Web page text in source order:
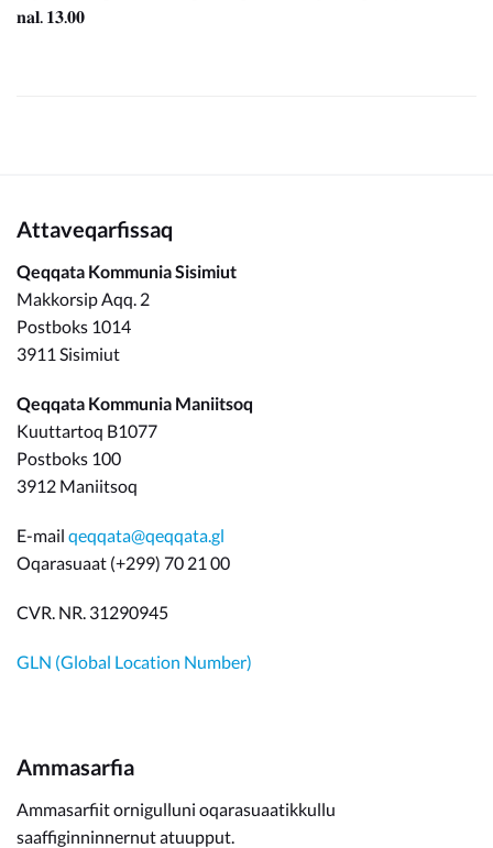
𝐧𝐚𝐥. 𝟏𝟑.𝟎𝟎
Attaveqarfissaq
Qeqqata Kommunia Sisimiut
Makkorsip Aqq. 2
Postboks 1014
3911 Sisimiut
Qeqqata Kommunia Maniitsoq
Kuuttartoq B1077
Postboks 100
3912 Maniitsoq
E-mail qeqqata@qeqqata.gl
Oqarasuaat (+299) 70 21 00
CVR. NR. 31290945
GLN (Global Location Number)
Ammasarfia
Ammasarfiit ornigulluni oqarasuaatikkullu
saaffiginninnernut atuupput.